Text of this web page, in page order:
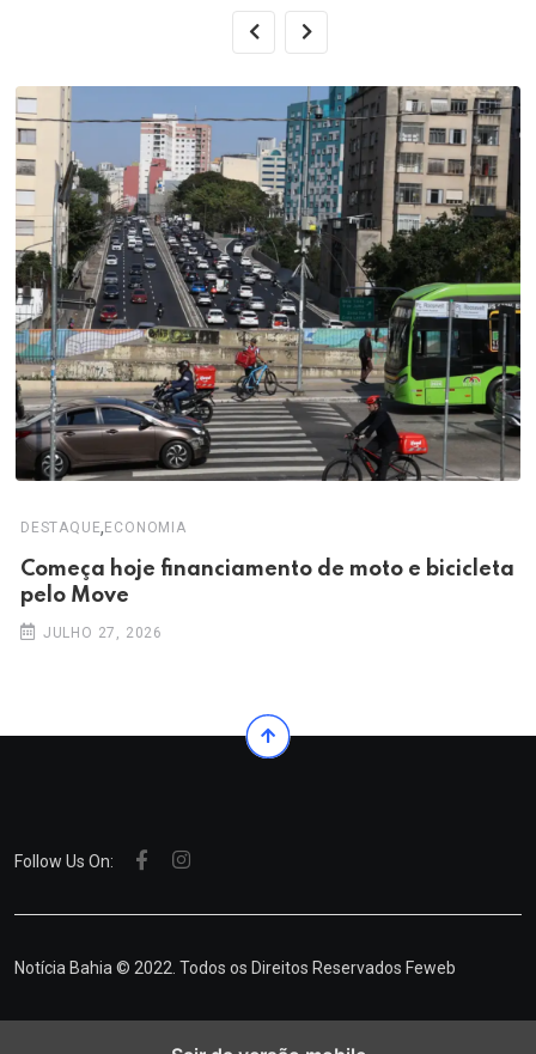
DESTAQUE, ECONOMIA
Começa hoje financiamento de moto e bicicleta
pelo Move
JULHO 27, 2026
Follow Us On:
Notícia Bahia © 2022. Todos os Direitos Reservados Feweb